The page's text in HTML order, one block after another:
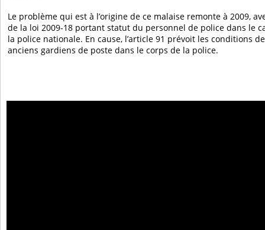
Le problème qui est à l’origine de ce malaise remonte à 2009,
de la loi 2009-18 portant statut du personnel de police dans le
la police nationale. En cause, l’article 91 prévoit les conditions
anciens gardiens de poste dans le corps de la police.